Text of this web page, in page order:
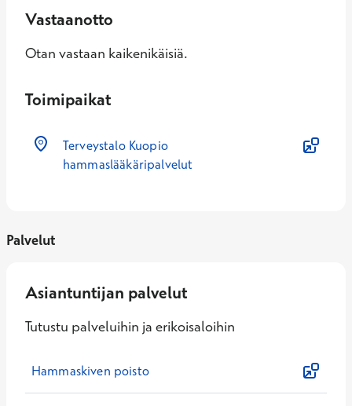
Vastaanotto
Otan vastaan kaikenikäisiä.
Toimipaikat
Terveystalo Kuopio
hammaslääkäripalvelut
Palvelut
Asiantuntijan palvelut
Tutustu palveluihin ja erikoisaloihin
Hammaskiven poisto